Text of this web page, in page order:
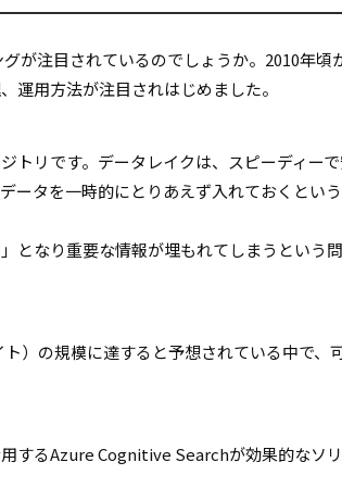
が注目されているのでしょうか。2010年頃
運用方法が注目されはじめました。
トリです。データレイクは、スピーディー
ータを一時的にとりあえず入れておくとい
となり重要な情報が埋もれてしまうという
）の規模に達すると予想されている中で、
するAzure Cognitive Searchが効果的なソ